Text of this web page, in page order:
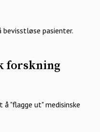
bevisstløse pasienter.
forskning
"flagge ut" medisinske